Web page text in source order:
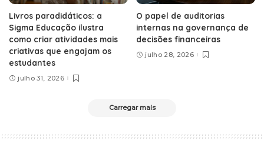
Livros paradidáticos: a
Sigma Educação ilustra
como criar atividades mais
criativas que engajam os
estudantes
julho 31, 2026
O papel de auditorias
internas na governança de
decisões financeiras
julho 28, 2026
Carregar mais